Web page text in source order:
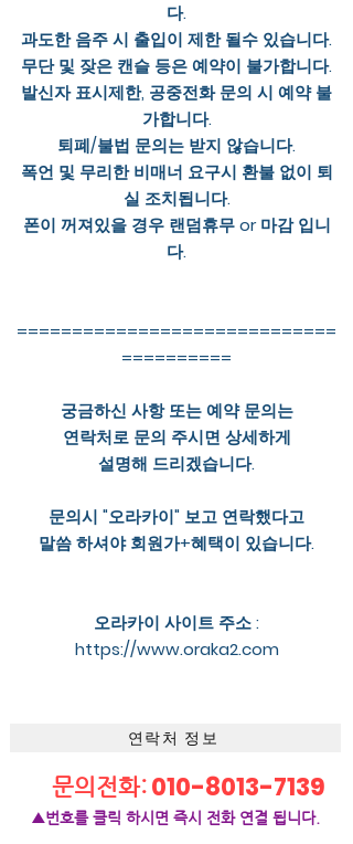
다.
과도한 음주 시 출입이 제한 될수 있습니다.
무단 및 잦은 캔슬 등은 예약이 불가합니다.
발신자 표시제한, 공중전화 문의 시 예약 불
가합니다.
퇴폐/불법 문의는 받지 않습니다.
폭언 및 무리한 비매너 요구시 환불 없이 퇴
실 조치됩니다.
폰이 꺼져있을 경우 랜덤휴무 or 마감 입니
다.
=============================
==========
궁금하신 사항 또는 예약 문의는
연락처로 문의 주시면 상세하게
설명해 드리겠습니다.
문의시 "오라카이" 보고 연락했다고
말씀 하셔야 회원가+혜택이 있습니다.
오라카이 사이트 주소 :
https://www.oraka2.com
연락처 정보
문의전화: 010-8013-7139
▲번호를 클릭 하시면 즉시 전화 연결 됩니다.